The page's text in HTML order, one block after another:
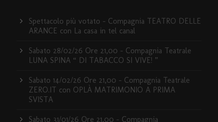
Spettacolo più votato – Compagnia TEATRO DELLE
ARANCE con La casa in tel canal
Sabato 28/02/26 Ore 21,00 – Compagnia Teatrale
LUNA SPINA “ DI TABACCO SI VIVE! ”
Sabato 14/02/26 Ore 21,00 – Compagnia Teatrale
ZERO.IT con OPLÀ MATRIMONIO A PRIMA
SVISTA
Sabato 31/01/26 Ore 21,00 – Compagnia